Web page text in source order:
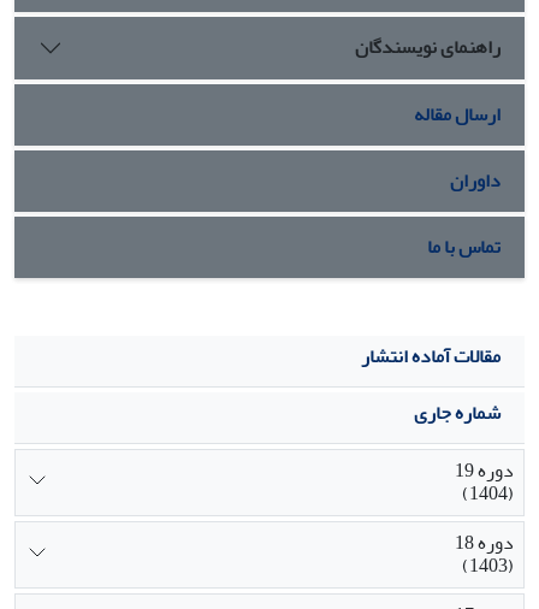
صورت می‌گیرد، مثبت و معنی دار است.
راهنمای نویسندگان
ارسال مقاله
داوران
تماس با ما
مقالات آماده انتشار
شماره جاری
دوره 19
(1404)
دوره 18
(1403)